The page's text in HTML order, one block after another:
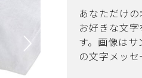
あなただけの
お好きな文
す。画像は
の文字メッセ